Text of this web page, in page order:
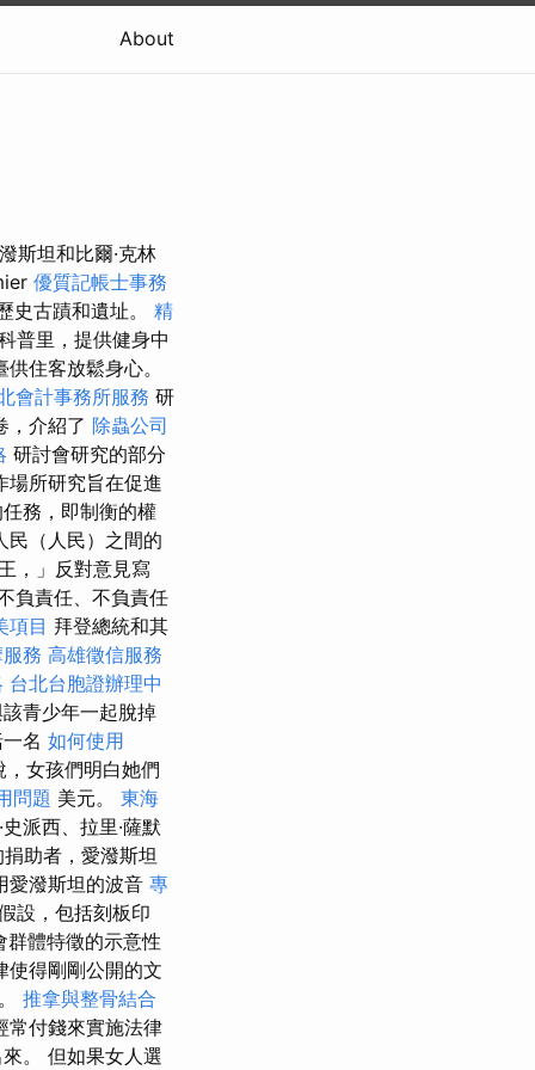
About
斯坦和比爾·克林
優質記帳士事務
史古蹟和遺址。 精
普里，提供健身中
住客放鬆身心。
會計事務所服務 研
，介紹了 除蟲公司
研討會研究的部分
所研究旨在促進
務，即制衡的權
（人民）之間的
，」反對意見寫
負責任、不負責任
項目 拜登總統和其
務 高雄徵信服務
台北台胞證辦理中
青少年一起脫掉
名 如何使用
女孩們明白她們
問題 美元。 東海
派西、拉里·薩默
助者，愛潑斯坦
潑斯坦的波音 專
設，包括刻板印
體特徵的示意性
得剛剛公開的文
推拿與整骨結合
常付錢來實施法律
。 但如果女人選